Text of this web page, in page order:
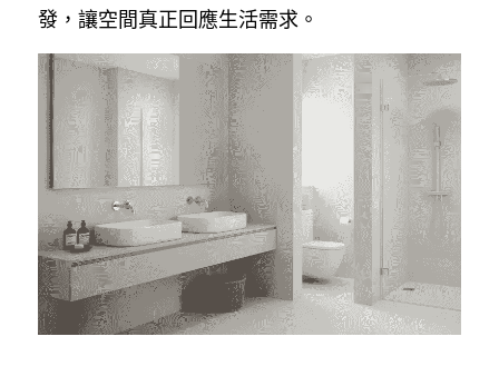
發，讓空間真正回應生活需求。